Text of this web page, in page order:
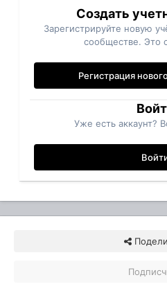
Создать
Зарегистрируйте новую
сообществе. Это
Регистрация
Уже есть аккаунт?